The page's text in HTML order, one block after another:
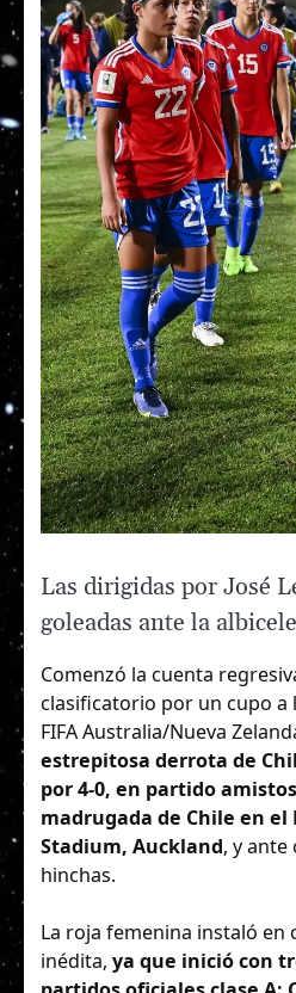
Las dirigidas por José
goleadas ante la
Comenzó la cuenta
clasificatorio por un cupo a
FIFA Australia/Nueva
estrepitosa derrota de
por 4-0, en partido
madrugada de Chile en
Stadium, Auckland, y ante
hinchas.
La roja femenina instaló en
inédita, ya que inició con